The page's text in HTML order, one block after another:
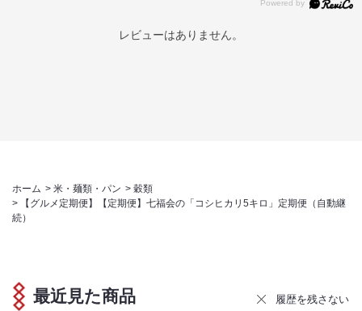
レビューはありません。
ホーム > 米・麺類・パン > 穀類
>
【グルメ定期便】【定期便】七福会の「コシヒカリ5キロ」定期便（自動継
続）
最近見た商品 履歴を残さない